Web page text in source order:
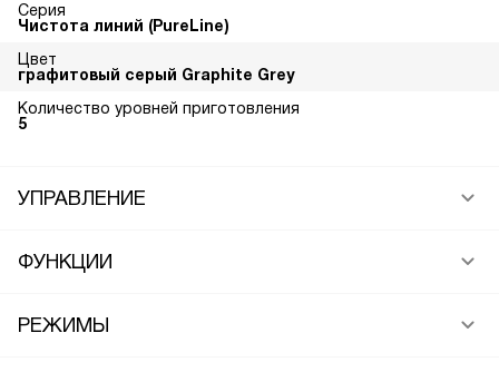
Серия
Чистота линий (PureLine)
Цвет
графитовый серый Graphite Grey
Количество уровней приготовления
5
УПРАВЛЕНИЕ
ФУНКЦИИ
РЕЖИМЫ